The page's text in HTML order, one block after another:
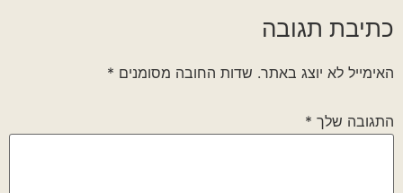
כתיבת תגובה
האימייל לא יוצג באתר. שדות החובה מסומנים *
התגובה שלך *